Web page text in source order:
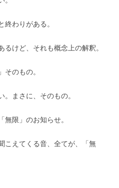
わりがある。
るけど、それも概念上の解釈。
のもの。
まさに、そのもの。
限」のお知らせ。
こえてくる音、全てが、「無